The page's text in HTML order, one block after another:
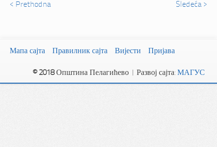
< Prethodna Sledeća >
Мапа сајта Правилник сајта Вијести Пријава
© 2018Општина Пелагићево | Развој сајта: МАГУС